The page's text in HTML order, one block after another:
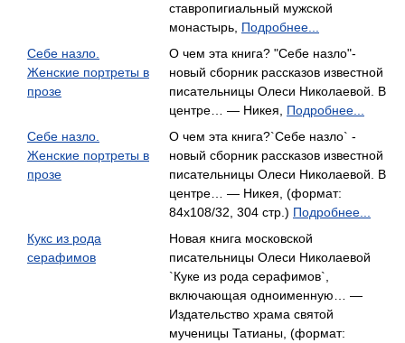
ставропигиальный мужской
монастырь, Подробнее...
Себе назло.
Женские портреты в
прозе
О чем эта книга? "Себе назло"-
новый сборник рассказов известной
писательницы Олеси Николаевой. В
центре… — Никея, Подробнее...
Себе назло.
Женские портреты в
прозе
О чем эта книга?`Себе назло` -
новый сборник рассказов известной
писательницы Олеси Николаевой. В
центре… — Никея, (формат:
84x108/32, 304 стр.) Подробнее...
Кукс из рода
серафимов
Новая книга московской
писательницы Олеси Николаевой
`Куке из рода серафимов`,
включающая одноименную… —
Издательство храма святой
мученицы Татианы, (формат: